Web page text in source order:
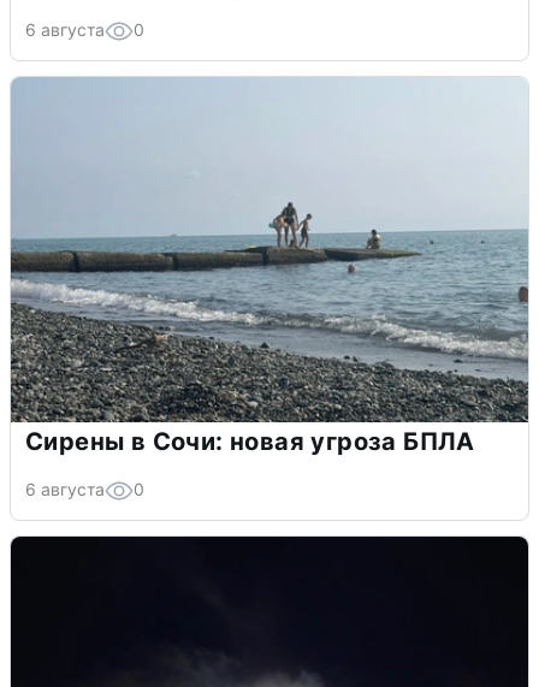
6 августа 0
Сирены в Сочи: новая угроза БПЛА
6 августа 0